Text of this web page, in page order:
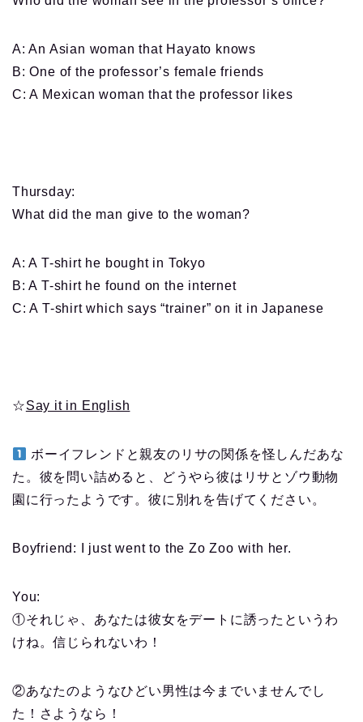
A: An Asian woman that Hayato knows
B: One of the professor’s female friends
C: A Mexican woman that the professor likes
Thursday:
What did the man give to the woman?
A: A T-shirt he bought in Tokyo
B: A T-shirt he found on the internet
C: A T-shirt which says “trainer” on it in Japanese
☆Say it in English
ボーイフレンドと親友のリサの関係を怪しんだあな
た。彼を問い詰めると、どうやら彼はリサとゾウ動物
園に行ったようです。彼に別れを告げてください。
Boyfriend: I just went to the Zo Zoo with her.
You:
①それじゃ、あなたは彼女をデートに誘ったというわ
けね。信じられないわ！
②あなたのようなひどい男性は今までいませんでし
た！さようなら！